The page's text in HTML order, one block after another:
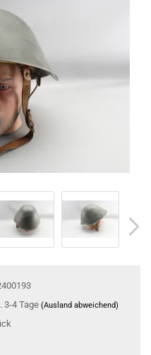
3-4 Tage (Ausland abweichend)